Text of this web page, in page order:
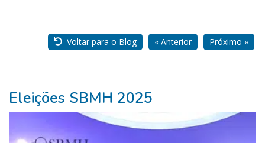
ParceirosVoltar para o Blog « Anterior Próximo »
Eleições SBMH 2025